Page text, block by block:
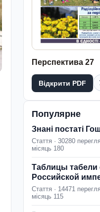
Перспектива 27
Відкрити PDF
Популярне
Знані постаті
Стаття · 30280
місяць 180
Таблицы табели
Российской
Стаття · 14471
місяць 115